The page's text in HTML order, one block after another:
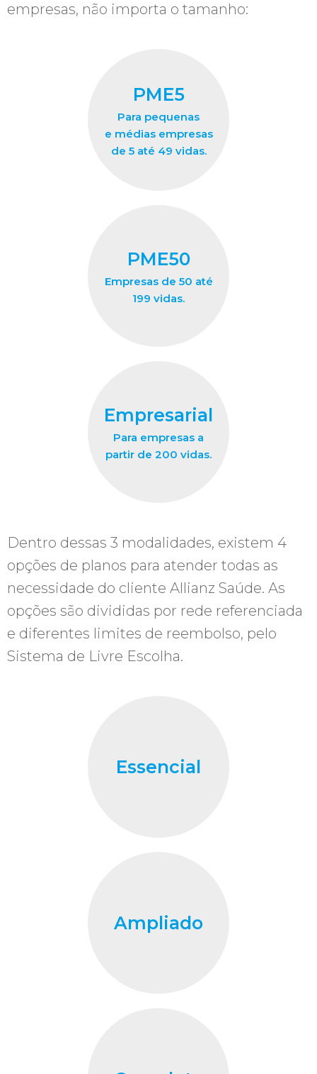
empresas, não importa o tamanho:
PME5
Para pequenas
e médias empresas
de 5 até 49 vidas.
PME50
Empresas de 50 até
199 vidas.
Empresarial
Para empresas a
partir de 200 vidas.
Dentro dessas 3 modalidades, existem 4
opções de planos para atender todas as
necessidade do cliente Allianz Saúde. As
opções são divididas por rede referenciada
e diferentes limites de reembolso, pelo
Sistema de Livre Escolha.
Essencial
Ampliado